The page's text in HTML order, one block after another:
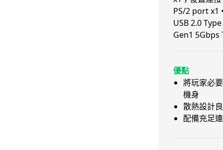
PS/2 port x1
USB 2.0
Gen1 5Gbps
優點
將玩家必
機身
散熱設計
配備充足